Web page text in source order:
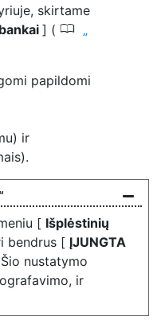
skirtame
] ( 0
papildomi
ir
[ Išplėstinių
bendrus [ ĮJUNGTA
nustatymo
ir